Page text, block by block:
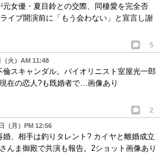
元女優・夏目鈴との交際、同棲愛を完全否
イブ開演前に「もう会わない」と宣言し謝
5
火）AM 11:48
倫スキャンダル。バイオリニスト室屋光一郎
在の恋人?も既婚者で…画像あり
2
（月）PM 12:56
婚、相手は釣りタレント? カイヤと離婚成立
んま御殿で共演も報告。2ショット画像あり